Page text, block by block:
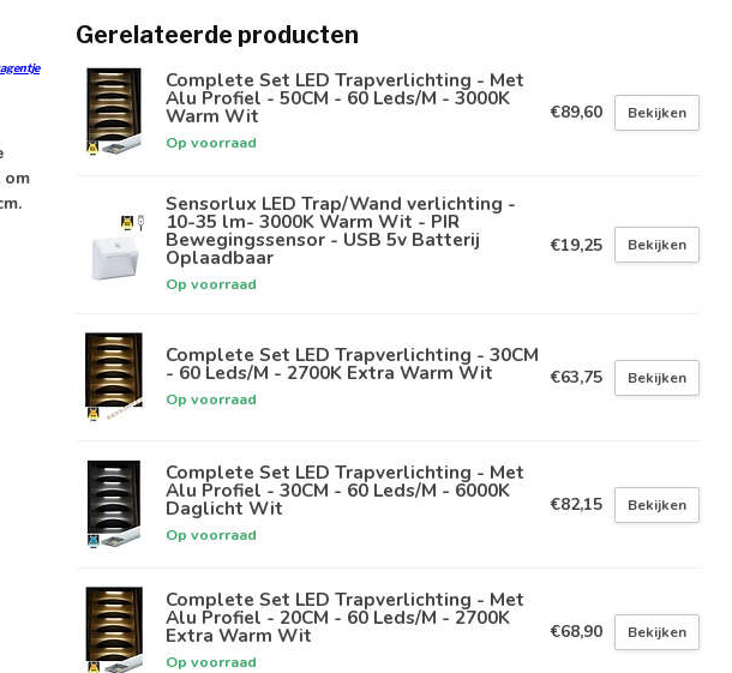
Gerelateerde producten
Complete Set LED Trapverlichting - Met
Alu Profiel - 50CM - 60 Leds/M - 3000K
Warm Wit
Op voorraad
€89,60 Bekijken
Sensorlux LED Trap/Wand verlichting -
10-35 lm- 3000K Warm Wit - PIR
Bewegingssensor - USB 5v Batterij
Oplaadbaar
Op voorraad
€19,25 Bekijken
Complete Set LED Trapverlichting - 30CM
- 60 Leds/M - 2700K Extra Warm Wit
Op voorraad
€63,75 Bekijken
Complete Set LED Trapverlichting - Met
Alu Profiel - 30CM - 60 Leds/M - 6000K
Daglicht Wit
Op voorraad
€82,15 Bekijken
Complete Set LED Trapverlichting - Met
Alu Profiel - 20CM - 60 Leds/M - 2700K
Extra Warm Wit
Op voorraad
€68,90 Bekijken